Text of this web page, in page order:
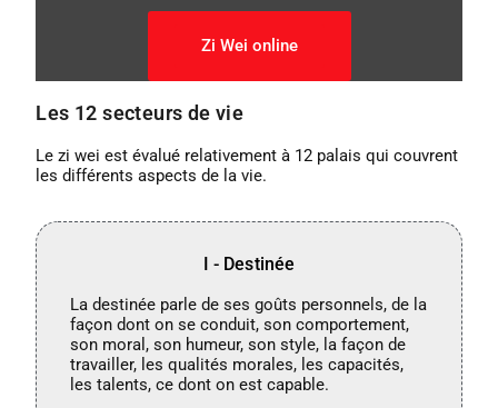
Zi Wei online
Les 12 secteurs de vie
Le zi wei est évalué relativement à 12 palais qui couvrent
les différents aspects de la vie.
I - Destinée
La destinée parle de ses goûts personnels, de la
façon dont on se conduit, son comportement,
son moral, son humeur, son style, la façon de
travailler, les qualités morales, les capacités,
les talents, ce dont on est capable.